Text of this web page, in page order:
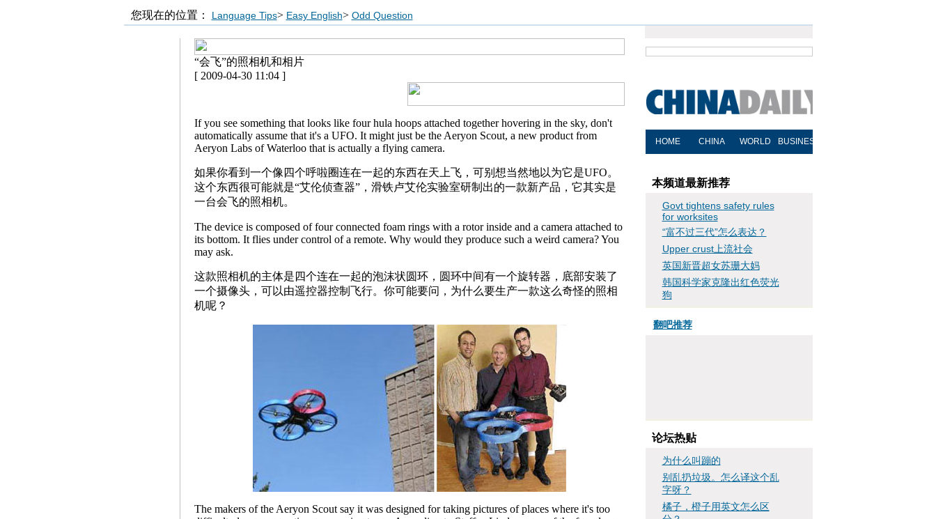
您现在的位置： Language Tips> Easy English> Odd Question
“会飞”的照相机和相片
[ 2009-04-30 11:04 ]
If you see something that looks like four hula hoops attached together hovering in the sky, don't
automatically assume that it's a UFO. It might just be the Aeryon Scout, a new product from
Aeryon Labs of Waterloo that is actually a flying camera.
如果你看到一个像四个呼啦圈连在一起的东西在天上飞，可别想当然地以为它是UFO。
这个东西很可能就是“艾伦侦查器”，滑铁卢艾伦实验室研制出的一款新产品，它其实是
一台会飞的照相机。
The device is composed of four connected foam rings with a rotor inside and a camera attached to
its bottom. It flies under control of a remote. Why would they produce such a weird camera? You
may ask.
这款照相机的主体是四个连在一起的泡沫状圆环，圆环中间有一个旋转器，底部安装了
一个摄像头，可以由遥控器控制飞行。你可能要问，为什么要生产一款这么奇怪的照相
机呢？
The makers of the Aeryon Scout say it was designed for taking pictures of places where it's too
本频道最新推荐
Govt tightens safety rules
for worksites
“富不过三代”怎么表达？
Upper crust上流社会
英国新晋超女苏珊大妈
韩国科学家克隆出红色荧光
狗
翻吧推荐
论坛热贴
为什么叫蹦的
别乱扔垃圾。怎么译这个乱
字呀？
橘子，橙子用英文怎么区